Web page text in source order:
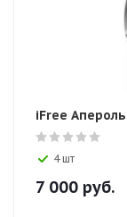
iFree
4 шт
7 000 руб.